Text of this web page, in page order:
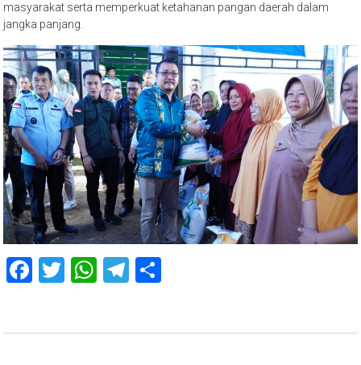
masyarakat serta memperkuat ketahanan pangan daerah dalam
jangka panjang.
Facebook
Twitter
WhatsApp
Telegram